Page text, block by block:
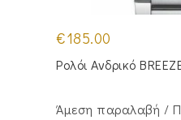
€185.00
Ρολόι Ανδρικό
Άμεση παραλαβή /